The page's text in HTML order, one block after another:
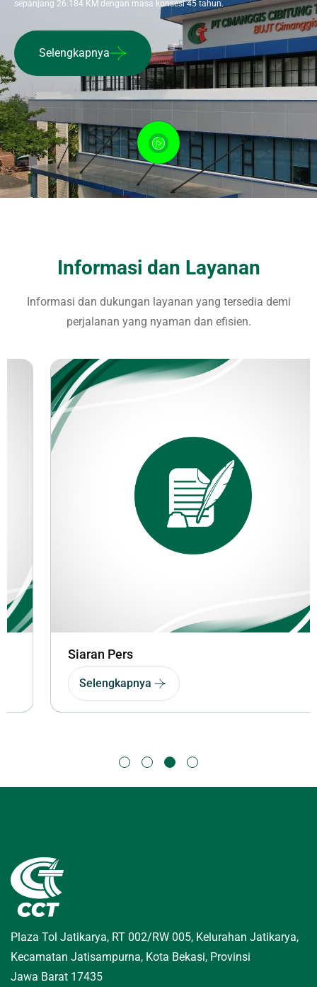
sepanjang 26.184 KM dengan masa konsesi 45 tahun.
Selengkapnya
Informasi dan Layanan
Informasi dan dukungan layanan yang tersedia demi
perjalanan yang nyaman dan efisien.
Siaran Pers
Selengkapnya
Plaza Tol Jatikarya, RT 002/RW 005, Kelurahan Jatikarya,
Kecamatan Jatisampurna, Kota Bekasi, Provinsi
Jawa Barat 17435